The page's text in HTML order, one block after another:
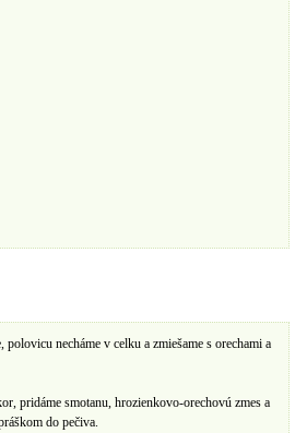
necháme v celku a zmiešame s orechami a
pridáme smotanu, hrozienkovo-orechovú zmes a
do pečiva.